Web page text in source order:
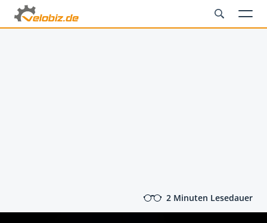
2 Minuten Lesedauer